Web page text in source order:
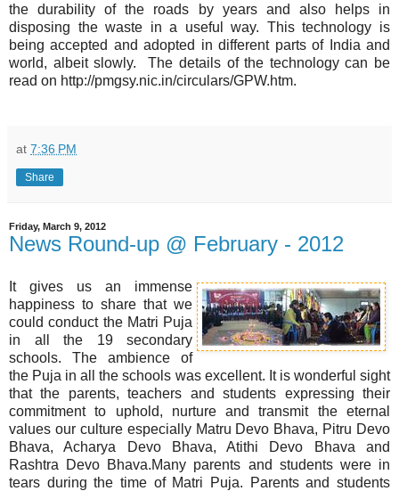
the durability of the roads by years and also helps in
disposing the waste in a useful way. This technology is
being accepted and adopted in different parts of India and
world, albeit slowly. The details of the technology can be
read on http://pmgsy.nic.in/circulars/GPW.htm.
at 7:36 PM
Share
Friday, March 9, 2012
News Round-up @ February - 2012
It gives us an immense
happiness to share that we
could conduct the Matri Puja
in all the 19 secondary
schools. The ambience of
the Puja in all the schools was excellent. It is wonderful sight
that the parents, teachers and students expressing their
commitment to uphold, nurture and transmit the eternal
values our culture especially Matru Devo Bhava, Pitru Devo
Bhava, Acharya Devo Bhava, Atithi Devo Bhava and
Rashtra Devo Bhava.Many parents and students were in
tears during the time of Matri Puja. Parents and students